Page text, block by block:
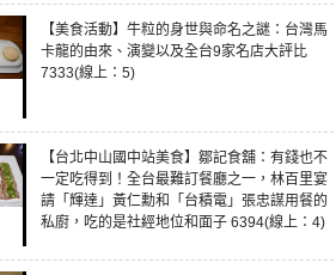
【美食活動】牛粒的身世與命名之謎：台灣馬
卡龍的由來、演變以及全台9家名店大評比
7333(線上：5)
【台北中山國中站美食】鄒記食舖：有錢也不
一定吃得到！全台最難訂餐廳之一，林百里宴
請「輝達」黃仁勳和「台積電」張忠謀用餐的
私廚，吃的是社經地位和面子 6394(線上：4)